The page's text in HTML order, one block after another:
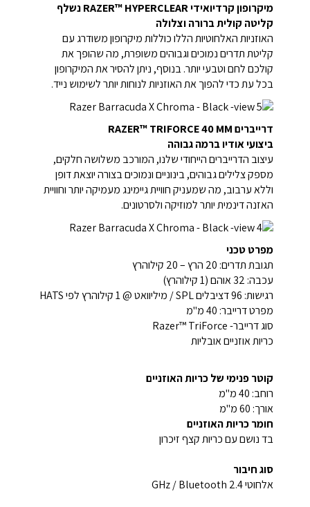
מיקרופון קרדיואידי RAZER™ HYPERCLEAR נשלף
קליטה קולית ברורה וצלולה
האוזניות האלחוטיות הללו כוללות מיקרופון משודרג עם
קליטת תדרים נמוכים וגבוהים משופרת, מה שהופך את
קולכם לחם וטבעי יותר. בנוסף, ניתן להסיר את המיקרופון
בכל עת כדי להפוך את האוזניות לנוחות יותר לשימוש נייד.
דרייברים RAZER™ TRIFORCE 40 MM
ביצועי אודיו ברמה גבוהה
עיצוב הדרייברים הייחודי שלנו, המורכב משלושה חלקים,
מספק צלילים גבוהים, בינוניים ונמוכים בצורה יוצאת דופן
וללא ערבוב, מה שמעניק חוויית גיימינג מעמיקה יותר וחוויית
האזנה דינמית יותר למוזיקה ולסרטונים.
מפרט טכני
תגובת תדרים: 20 הרץ – 20 קילוהרץ
עכבה: 32 אוהם (1 קילוהרץ)
רגישות: 96 דציבלים SPL / מיליוואט @ 1 קילוהרץ לפי HATS
מפרט דרייבר: 40 מ"מ
סוג דרייבר- Razer™ TriForce
כריות אוזניים אובליות
קוטר פנימי של כריות האוזניים
רוחב: 40 מ"מ
אורך: 60 מ"מ
חומר כריות האוזניים
בד נושם עם כריות קצף זיכרון
סוג חיבור
אלחוטי 2.4 GHz / Bluetooth